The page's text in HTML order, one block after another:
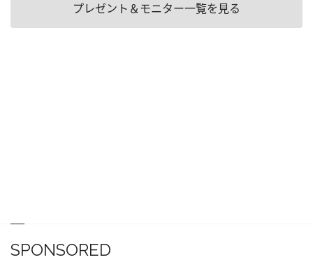
プレゼント＆モニター一覧を見る
SPONSORED